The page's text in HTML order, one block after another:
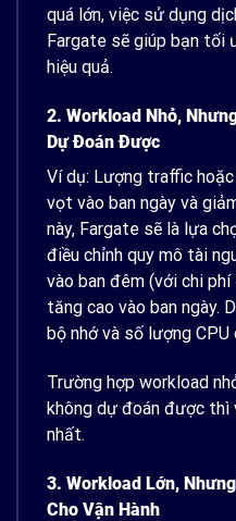
quá lớn, việc sử dụng
Fargate sẽ giúp bạn tối
hiệu quả.
2. Workload Nhỏ,
Dự Đoán Được
Ví dụ: Lượng traffic
vọt vào ban ngày và
này, Fargate sẽ là lựa
điều chỉnh quy mô tài
vào ban đêm (với chi
tăng cao vào ban ngày.
bộ nhớ và số lượng CPU
Trường hợp workload
không dự đoán được thì
nhất.
3. Workload Lớn,
Cho Vận Hành